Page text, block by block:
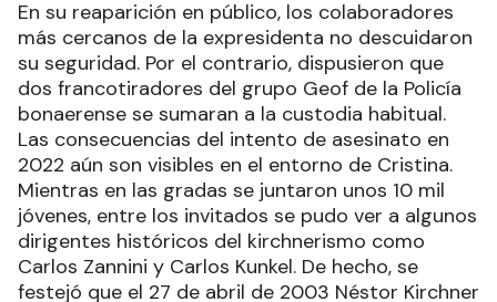
En su reaparición en público, los colaboradores
más cercanos de la expresidenta no descuidaron
su seguridad. Por el contrario, dispusieron que
dos francotiradores del grupo Geof de la Policía
bonaerense se sumaran a la custodia habitual.
Las consecuencias del intento de asesinato en
2022 aún son visibles en el entorno de Cristina.
Mientras en las gradas se juntaron unos 10 mil
jóvenes, entre los invitados se pudo ver a algunos
dirigentes históricos del kirchnerismo como
Carlos Zannini y Carlos Kunkel. De hecho, se
festejó que el 27 de abril de 2003 Néstor Kirchner